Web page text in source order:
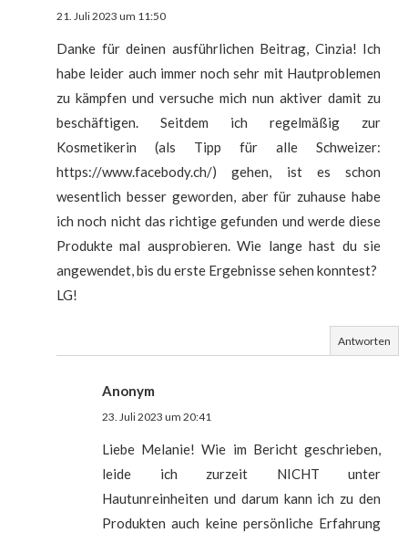
21. Juli 2023 um 11:50
Danke für deinen ausführlichen Beitrag, Cinzia! Ich
habe leider auch immer noch sehr mit Hautproblemen
zu kämpfen und versuche mich nun aktiver damit zu
beschäftigen. Seitdem ich regelmäßig zur
Kosmetikerin (als Tipp für alle Schweizer:
https://www.facebody.ch/) gehen, ist es schon
wesentlich besser geworden, aber für zuhause habe
ich noch nicht das richtige gefunden und werde diese
Produkte mal ausprobieren. Wie lange hast du sie
angewendet, bis du erste Ergebnisse sehen konntest?
LG!
Antworten
Anonym
23. Juli 2023 um 20:41
Liebe Melanie! Wie im Bericht geschrieben,
leide ich zurzeit NICHT unter
Hautunreinheiten und darum kann ich zu den
Produkten auch keine persönliche Erfahrung